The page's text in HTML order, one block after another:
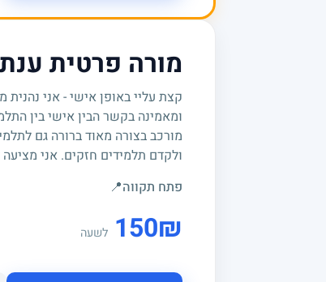
מורה פרטית ענת
קצת עליי באופן אישי - אני
ומאמינה בקשר הבין אישי בין
מורכב בצורה מאוד ברורה גם
ולקדם תלמידים חזקים. אני
פתח תקווה📍
₪
150 לשעה